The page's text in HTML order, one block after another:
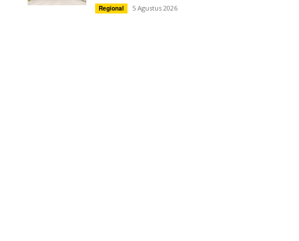
Regional 5 Agustus 2026